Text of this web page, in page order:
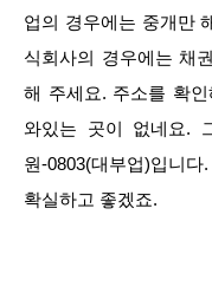
업의 경우에는 중개만
식회사의 경우에는 채
해 주세요. 주소를 확
와있는 곳이 없네요.
원-0803(대부업)입니
확실하고 좋겠죠.